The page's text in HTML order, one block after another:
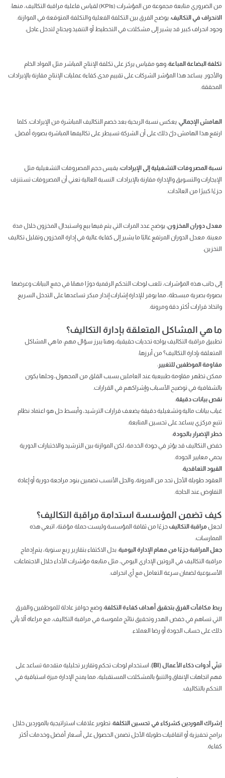
من الضروري متابعة مجموعة من المؤشرات (KPIs) لقياس فاعلية مراقبة التكاليف، منها:
الانحراف في التكاليف: يوضح الفرق بين التكلفة الفعلية والتكلفة المتوقعة في الموازنة.
وجود انحراف كبير قد يشير إلى مشكلات في التخطيط أو التنفيذ ويحتاج لتدخل عاجل.
تكلفة البضاعة المباعة: وهو مقياس يركز على تكلفة الإنتاج المباشر مثل المواد الخام
والأجور. يساعد هذا المؤشر الشركات على تقييم مدى كفاءة عمليات الإنتاج مقارنة بالإيرادات
المحققة.
الهامش الإجمالي: يعكس نسبة الربحية بعد خصم التكاليف المباشرة من الإيرادات. كلما
ارتفع هذا الهامش دلّ ذلك على أن الشركة تسيطر على تكاليفها المباشرة بصورة أفضل.
نسبة المصروفات التشغيلية إلى الإيرادات: يقيس حجم المصروفات التشغيلية مثل
الإيجارات والتسويق والإدارة مقارنة بالإيرادات. النسبة العالية تعني أن المصروفات تستنزف
جزءًا كبيرًا من العائدات.
معدل دوران المخزون: يوضح عدد المرات التي يتم فيها بيع واستبدال المخزون خلال مدة
معينة. معدل الدوران المرتفع غالبًا ما يشير إلى كفاءة عالية في إدارة المخزون وتقليل تكاليف
التخزين.
إلى جانب هذه المؤشرات، تلعب لوحات التحكم الرقمية دورًا مهمًا في جمع البيانات وعرضها
بصورة بصرية مبسطة، مما يوفر للإدارة إشارات إنذار مبكر تساعدها على التدخل السريع
واتخاذ قرارات أكثر دقة ومرونة.
ما هي المشاكل المتعلقة بإدارة التكاليف؟
تطبيق مراقبة التكاليف يواجه تحديات حقيقية، وهنا يبرز سؤال مهم: ما هي المشاكل
المتعلقة بإدارة التكاليف؟ من أبرزها:
مقاومة الموظفين للتغيير:
ممكن تظهر مقاومة طبيعية عند العاملين بسبب القلق من المجهول، وحلها يكون
بالشفافية في توضيح الأسباب وإشراكهم في القرارات.
نقص بيانات دقيقة:
غياب بيانات مالية وتشغيلية دقيقة يضعف قرارات الترشيد، وأبسط حل هو اعتماد نظام
تتبع مركزي يساعد على تحسين المتابعة.
خطر الإضرار بالجودة:
خفض التكاليف قد يؤثر في جودة الخدمة، لكن الموازنة بين الترشيد والاختبارات الدورية
يحمي معايير الجودة.
القيود التعاقدية:
العقود طويلة الأجل تحد من المرونة، والحل الأنسب تضمين بنود مراجعة دورية أو إعادة
التفاوض عند الحاجة.
كيف تضمن المؤسسة استدامة مراقبة التكاليف؟
لجعلمراقبة التكاليف جزءًا من ثقافة المؤسسة وليست حملة مؤقتة، اتبعي هذه
الممارسات:
جعل المراقبة جزءًا من مهام الإدارة اليومية: بدل الاكتفاء بتقارير ربع سنوية، يتم إدماج
مراقبة التكاليف في الروتين الإداري اليومي، مثل متابعة مؤشرات الأداء خلال الاجتماعات
الأسبوعية لضمان سرعة التعامل مع أي انحراف.
ربط مكافآت الفرق بتحقيق أهداف كفاءة التكلفة: وضع حوافز عادلة للموظفين والفرق
التي تساهم في خفض الهدر وتحقيق نتائج ملموسة في مراقبة التكاليف، مع مراعاة ألا يأتي
ذلك على حساب الجودة أو رضا العملاء.
تبنّي أدوات ذكاء الأعمال (BI)
: استخدام لوحات تحكم وتقارير تحليلية متقدمة تساعد على
فهم اتجاهات الإنفاق والتنبؤ بالمشكلات المستقبلية، مما يمنح الإدارة ميزة استباقية في
التحكم بالتكاليف.
إشراك الموردين كشركاء في تحسين التكلفة: تطوير علاقات استراتيجية بالموردين خلال
برامج تحفيزية أو اتفاقيات طويلة الأجل تضمن الحصول على أسعار أفضل وخدمات أكثر
كفاءة.